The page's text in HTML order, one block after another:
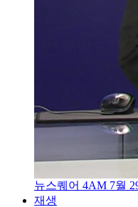
뉴스퀘어 4AM 7월
재생